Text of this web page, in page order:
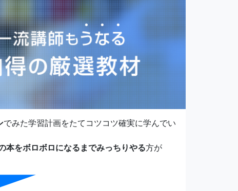
でみた学習計画をたてコツコツ確実に学んでい
本をボロボロになるまでみっちりやる方が